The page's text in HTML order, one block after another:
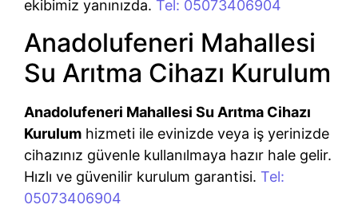
ekibimiz yanınızda. Tel: 05073406904
Anadolufeneri Mahallesi
Su Arıtma Cihazı Kurulum
Anadolufeneri Mahallesi Su Arıtma Cihazı
Kurulum hizmeti ile evinizde veya iş yerinizde
cihazınız güvenle kullanılmaya hazır hale gelir.
Hızlı ve güvenilir kurulum garantisi. Tel:
05073406904